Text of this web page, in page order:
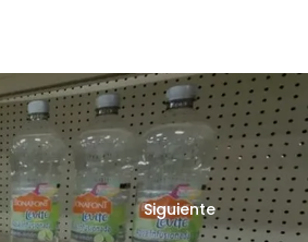
Siguiente